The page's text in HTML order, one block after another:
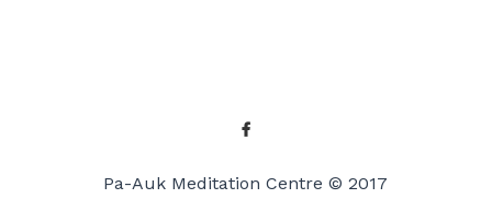
Pa-Auk Meditation Centre © 2017